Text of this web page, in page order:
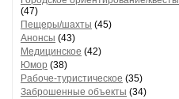
(47)
Пещеры/шахты (45)
Анонсы (43)
Медицинское (42)
Юмор (38)
Рабоче-туристическое (35)
Заброшенные объекты (34)